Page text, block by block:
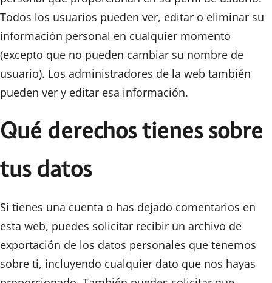
Todos los usuarios pueden ver, editar o eliminar su
información personal en cualquier momento
(excepto que no pueden cambiar su nombre de
usuario). Los administradores de la web también
pueden ver y editar esa información.
Qué derechos tienes sobre
tus datos
Si tienes una cuenta o has dejado comentarios en
esta web, puedes solicitar recibir un archivo de
exportación de los datos personales que tenemos
sobre ti, incluyendo cualquier dato que nos hayas